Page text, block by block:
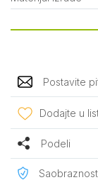
Postavite
Dodajte u
Podeli